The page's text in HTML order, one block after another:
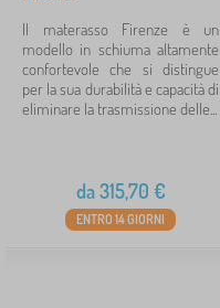
Il materasso Firenze è un
modello in schiuma altamente
confortevole che si distingue
per la sua durabilità e capacità di
eliminare la trasmissione delle...
da315,70 €
ENTRO 14 GIORNI